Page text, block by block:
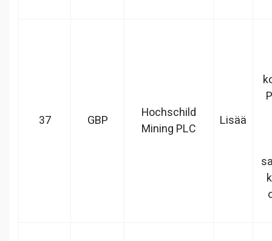
37 GBP
Hochschild
Mining PLC
Lisää